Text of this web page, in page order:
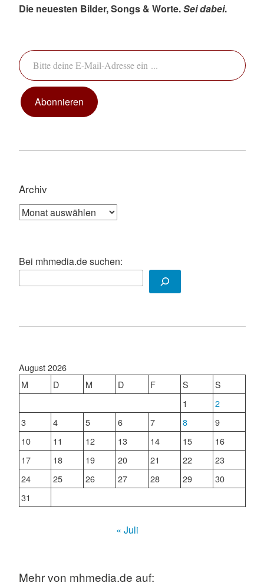
Die neuesten Bilder, Songs & Worte.Sei dabei.
Bitte deine E-Mail-Adresse ein ...
Abonnieren
Archiv
Archiv
Bei mhmedia.de suchen:
August 2026
M
D M D F S
S
1
2
3
4 5 6 7 8
9
10
11 12 13 14 15
16
17
18 19 20 21 22
23
24
25 26 27 28 29
30
31
« Juli
Mehr von mhmedia.de auf: